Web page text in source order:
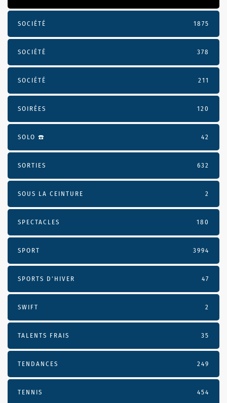
SOCIÉTÉ 1875
SOCIÉTÉ 378
SOCIÉTÉ 211
SOIRÉES 120
SOLO ☎️ 42
SORTIES 632
SOUS LA CEINTURE 2
SPECTACLES 180
SPORT 3994
SPORTS D'HIVER 47
SWIFT 2
TALENTS FRAIS 35
TENDANCES 249
TENNIS 454